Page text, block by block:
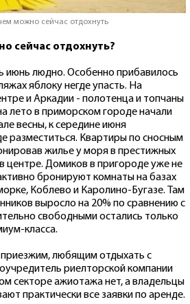
можно сейчас отдохнуть
сейчас отдохнуть?
июнь людно. Особенно прибавилось
яблоку негде упасть. На
и Аркадии - полотенца и топчаны
лето в приморском городе начали
весны, к середине июня
разместиться. Квартиры по сносным
жилье у моря в престижных
центре. Домиков в пригороде уже не
бронируют комнаты на базах
Коблево и Каролино-Бугазе. Там
выросло на 20% по сравнению с
свободными остались только
класса.
любящим отдыхать с
риелторской компании
секторе ажиотажа нет, а владельцы
практически все заявки по аренде.